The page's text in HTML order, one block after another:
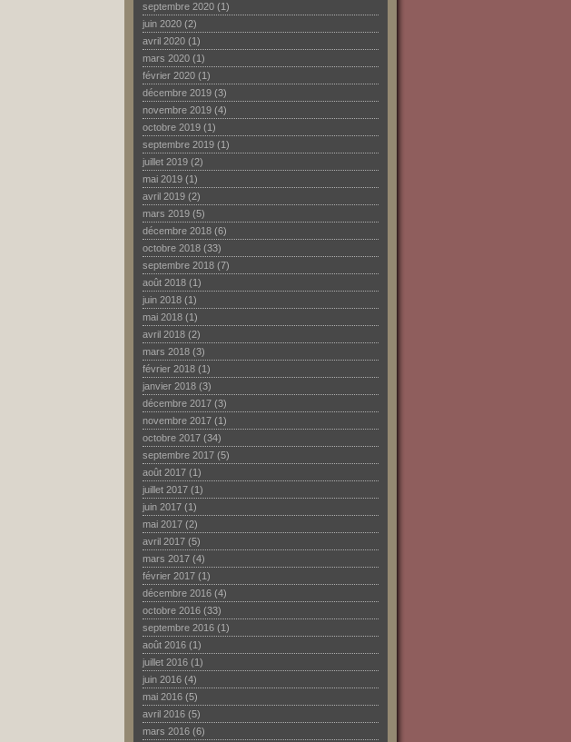
septembre 2020 (1)
juin 2020 (2)
avril 2020 (1)
mars 2020 (1)
février 2020 (1)
décembre 2019 (3)
novembre 2019 (4)
octobre 2019 (1)
septembre 2019 (1)
juillet 2019 (2)
mai 2019 (1)
avril 2019 (2)
mars 2019 (5)
décembre 2018 (6)
octobre 2018 (33)
septembre 2018 (7)
août 2018 (1)
juin 2018 (1)
mai 2018 (1)
avril 2018 (2)
mars 2018 (3)
février 2018 (1)
janvier 2018 (3)
décembre 2017 (3)
novembre 2017 (1)
octobre 2017 (34)
septembre 2017 (5)
août 2017 (1)
juillet 2017 (1)
juin 2017 (1)
mai 2017 (2)
avril 2017 (5)
mars 2017 (4)
février 2017 (1)
décembre 2016 (4)
octobre 2016 (33)
septembre 2016 (1)
août 2016 (1)
juillet 2016 (1)
juin 2016 (4)
mai 2016 (5)
avril 2016 (5)
mars 2016 (6)